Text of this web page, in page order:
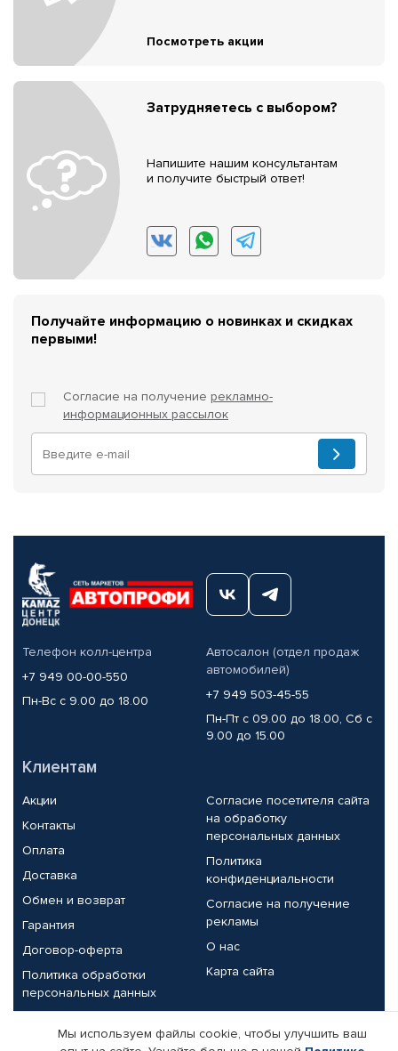
Посмотреть акции
Затрудняетесь с выбором?
Напишите нашим консультантам
и получите быстрый ответ!
Получайте информацию о новинках и скидках
первыми!
Согласие на получение рекламно-
информационных рассылок
Телефон колл-центра
+7 949 00-00-550
Пн-Вс с 9.00 до 18.00
Автосалон (отдел продаж
автомобилей)
+7 949 503-45-55
Пн-Пт с 09.00 до 18.00, Сб с
9.00 до 15.00
Клиентам
Акции
Контакты
Оплата
Доставка
Обмен и возврат
Гарантия
Договор-оферта
Политика обработки
персональных данных
Согласие посетителя сайта
на обработку
персональных данных
Политика
конфиденциальности
Согласие на получение
рекламы
О нас
Карта сайта
Партнерам
Мы используем файлы cookie, чтобы улучшить ваш